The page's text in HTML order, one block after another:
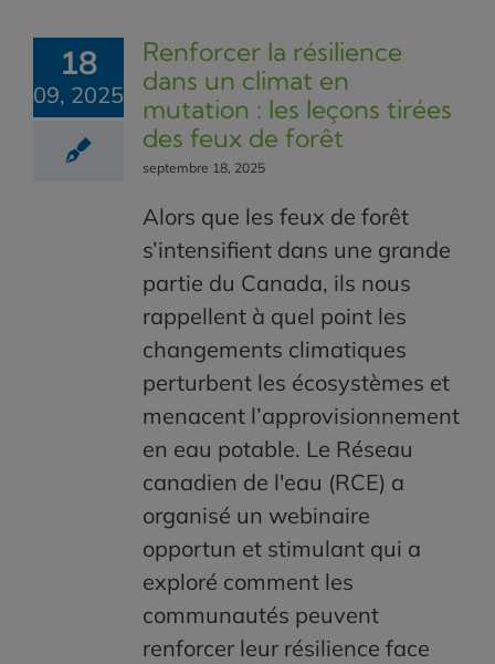
18
09, 2025
Renforcer la résilience
dans un climat en
mutation : les leçons tirées
des feux de forêt
septembre 18, 2025
Alors que les feux de forêt
s’intensifient dans une grande
partie du Canada, ils nous
rappellent à quel point les
changements climatiques
perturbent les écosystèmes et
menacent l’approvisionnement
en eau potable. Le Réseau
canadien de l'eau (RCE) a
organisé un webinaire
opportun et stimulant qui a
exploré comment les
communautés peuvent
renforcer leur résilience face